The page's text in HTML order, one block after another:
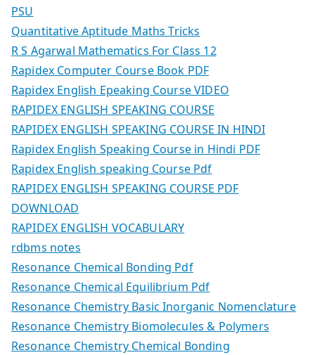
PSU
Quantitative Aptitude Maths Tricks
R S Agarwal Mathematics For Class 12
Rapidex Computer Course Book PDF
Rapidex English Epeaking Course VIDEO
RAPIDEX ENGLISH SPEAKING COURSE
RAPIDEX ENGLISH SPEAKING COURSE IN HINDI
Rapidex English Speaking Course in Hindi PDF
Rapidex English speaking Course Pdf
RAPIDEX ENGLISH SPEAKING COURSE PDF
DOWNLOAD
RAPIDEX ENGLISH VOCABULARY
rdbms notes
Resonance Chemical Bonding Pdf
Resonance Chemical Equilibrium Pdf
Resonance Chemistry Basic Inorganic Nomenclature
Resonance Chemistry Biomolecules & Polymers
Resonance Chemistry Chemical Bonding